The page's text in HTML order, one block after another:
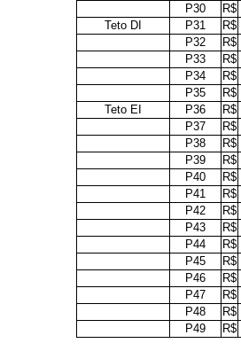
P30
R$
Teto DI
P31 R$
P32
R$
P33
R$
P34
R$
P35
R$
Teto EI
P36 R$
P37
R$
P38
R$
P39
R$
P40
R$
P41
R$
P42
R$
P43
R$
P44
R$
P45
R$
P46
R$
P47
R$
P48
R$
P49
R$